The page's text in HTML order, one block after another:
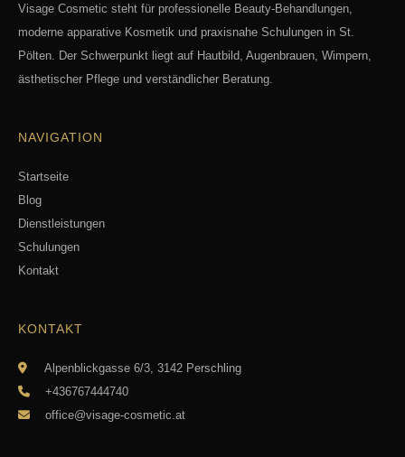
Visage Cosmetic steht für professionelle Beauty-Behandlungen,
moderne apparative Kosmetik und praxisnahe Schulungen in St.
Pölten. Der Schwerpunkt liegt auf Hautbild, Augenbrauen, Wimpern,
ästhetischer Pflege und verständlicher Beratung.
NAVIGATION
Startseite
Blog
Dienstleistungen
Schulungen
Kontakt
KONTAKT
Alpenblickgasse 6/3, 3142 Perschling
+436767444740
office@visage-cosmetic.at